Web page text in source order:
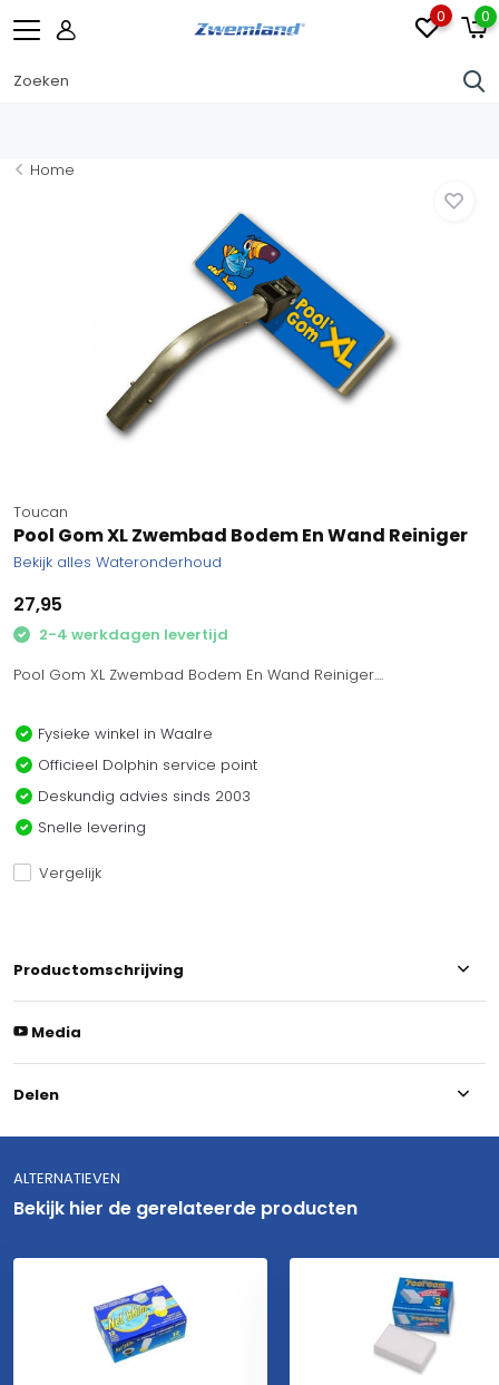
0 0
Home
Toucan
Pool Gom XL Zwembad Bodem En Wand Reiniger
Bekijk alles Wateronderhoud
27,95
2-4 werkdagen levertijd
Pool Gom XL Zwembad Bodem En Wand Reiniger....
Fysieke winkel in Waalre
Officieel Dolphin service point
Deskundig advies sinds 2003
Snelle levering
Vergelijk
Productomschrijving
Media
Delen
ALTERNATIEVEN
Bekijk hier de gerelateerde producten